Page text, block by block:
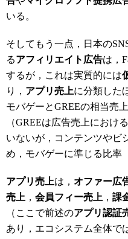
いる。
そしてもう一点，日本の
るアフィリエイト広告は，
するが，これは実質的には
り， アプリ売上に分類した
モバゲーとGREEの相当売
（GREEは広告売上におけ
いないが，コンテンツやビ
め，モバゲーに準じる比率
アプリ売上は， オファー広
売上 ， 会員フィー売上 ， 課
（ここで前述のアプリ認証
あり，エコシステム全体で